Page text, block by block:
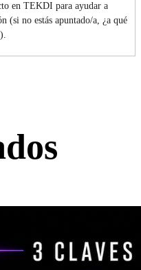
en TEKDI para ayudar a
(si no estás apuntado/a, ¿a qué